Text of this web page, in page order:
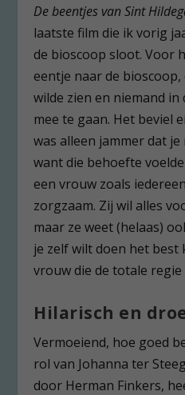
De beentjes van Sint
laatste film die ik vorig
de bioscoop sloot. Voor
eentje naar de
wilde zien en niemand in
mee te gaan. Het beviel
was alleen jammer dat
want die behoefte
een vrouw zoals
zorgzaam. Zij wil alles
maar ze weet (helaas)
je zelf wilt doen het best
vrouw die de totale regie
Hilarisch en
Vermoeiend, hoe goed
rol van Johanna ter
door Herman Finkers,